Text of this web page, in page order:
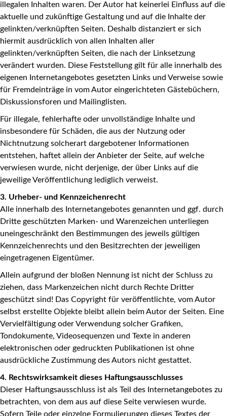
illegalen Inhalten waren. Der Autor hat keinerlei Einfluss auf die
aktuelle und zukünftige Gestaltung und auf die Inhalte der
gelinkten/verknüpften Seiten. Deshalb distanziert er sich
hiermit ausdrücklich von allen Inhalten aller
gelinkten/verknüpften Seiten, die nach der Linksetzung
verändert wurden. Diese Feststellung gilt für alle innerhalb des
eigenen Internetangebotes gesetzten Links und Verweise sowie
für Fremdeinträge in vom Autor eingerichteten Gästebüchern,
Diskussionsforen und Mailinglisten.
Für illegale, fehlerhafte oder unvollständige Inhalte und
insbesondere für Schäden, die aus der Nutzung oder
Nichtnutzung solcherart dargebotener Informationen
entstehen, haftet allein der Anbieter der Seite, auf welche
verwiesen wurde, nicht derjenige, der über Links auf die
jeweilige Veröffentlichung lediglich verweist.
3. Urheber- und Kennzeichenrecht
Alle innerhalb des Internetangebotes genannten und ggf. durch
Dritte geschützten Marken- und Warenzeichen unterliegen
uneingeschränkt den Bestimmungen des jeweils gültigen
Kennzeichenrechts und den Besitzrechten der jeweiligen
eingetragenen Eigentümer.
Allein aufgrund der bloßen Nennung ist nicht der Schluss zu
ziehen, dass Markenzeichen nicht durch Rechte Dritter
geschützt sind! Das Copyright für veröffentlichte, vom Autor
selbst erstellte Objekte bleibt allein beim Autor der Seiten. Eine
Vervielfältigung oder Verwendung solcher Grafiken,
Tondokumente, Videosequenzen und Texte in anderen
elektronischen oder gedruckten Publikationen ist ohne
ausdrückliche Zustimmung des Autors nicht gestattet.
4. Rechtswirksamkeit dieses Haftungsausschlusses
Dieser Haftungsausschluss ist als Teil des Internetangebotes zu
betrachten, von dem aus auf diese Seite verwiesen wurde.
Sofern Teile oder einzelne Formulierungen dieses Textes der